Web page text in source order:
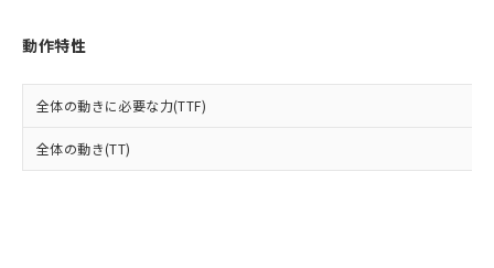
動作特性
全体の動きに必要な力(TTF)
全体の動き(TT)
および当社の共同利用者が、当社の製
品・サービスに関するお客様との取
をご了承ください。
※当社の共同利用者とは、"個人情報
下記の非含有証明書をダウンロードするこ
とができます。
EU RoHS指令（10物質）の非含有証明書